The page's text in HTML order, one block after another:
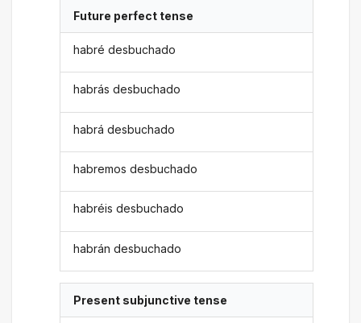
Future perfect tense
habré desbuchado
habrás desbuchado
habrá desbuchado
habremos desbuchado
habréis desbuchado
habrán desbuchado
Present subjunctive tense